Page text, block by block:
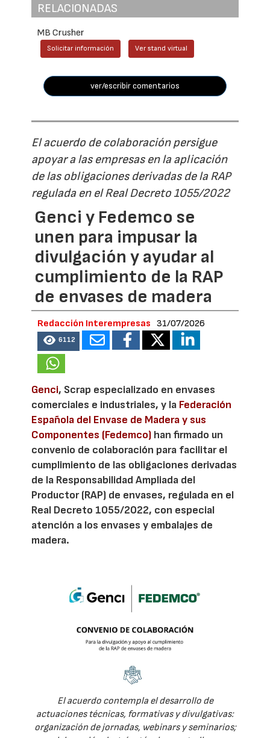
RELACIONADAS
MB Crusher
Solicitar información Ver stand virtual
ver/escribir comentarios
El acuerdo de colaboración persigue
apoyar a las empresas en la aplicación
de las obligaciones derivadas de la RAP
regulada en el Real Decreto 1055/2022
Genci y Fedemco se
unen para impusar la
divulgación y ayudar al
cumplimiento de la RAP
de envases de madera
Redacción Interempresas 31/07/2026
6112
Genci, Scrap especializado en envases
comerciales e industriales, y la Federación
Española del Envase de Madera y sus
Componentes (Fedemco) han firmado un
convenio de colaboración para facilitar el
cumplimiento de las obligaciones derivadas
de la Responsabilidad Ampliada del
Productor (RAP) de envases, regulada en el
Real Decreto 1055/2022, con especial
atención a los envases y embalajes de
madera.
El acuerdo contempla el desarrollo de
actuaciones técnicas, formativas y divulgativas:
organización de jornadas, webinars y seminarios;